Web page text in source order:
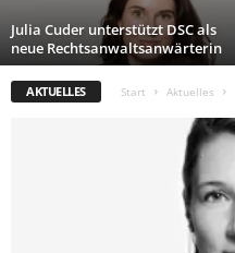
Julia Cuder unterstützt DSC als
neue Rechtsanwaltsanwärterin
AKTUELLES Start Aktuelles